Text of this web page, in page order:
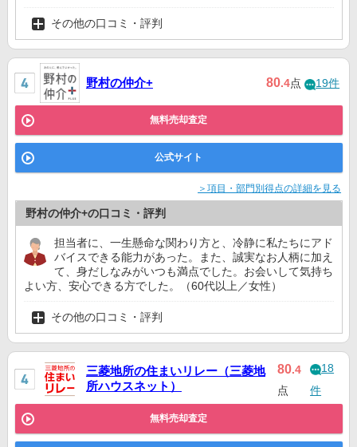
その他の口コミ・評判
野村の仲介+ 80.4点 19件
無料売却査定
公式サイト
＞項目・部門別得点の詳細を見る
野村の仲介+の口コミ・評判
担当者に、一生懸命な関わり方と、冷静に私たちにアド
バイスできる能力があった。また、誠実なお人柄に加え
て、身だしなみがいつも満点でした。お会いして気持ち
よい方、安心できる方でした。（60代以上／女性）
その他の口コミ・評判
三菱地所の住まいリレー（三菱地
所ハウスネット）
80.4
点
18
件
無料売却査定